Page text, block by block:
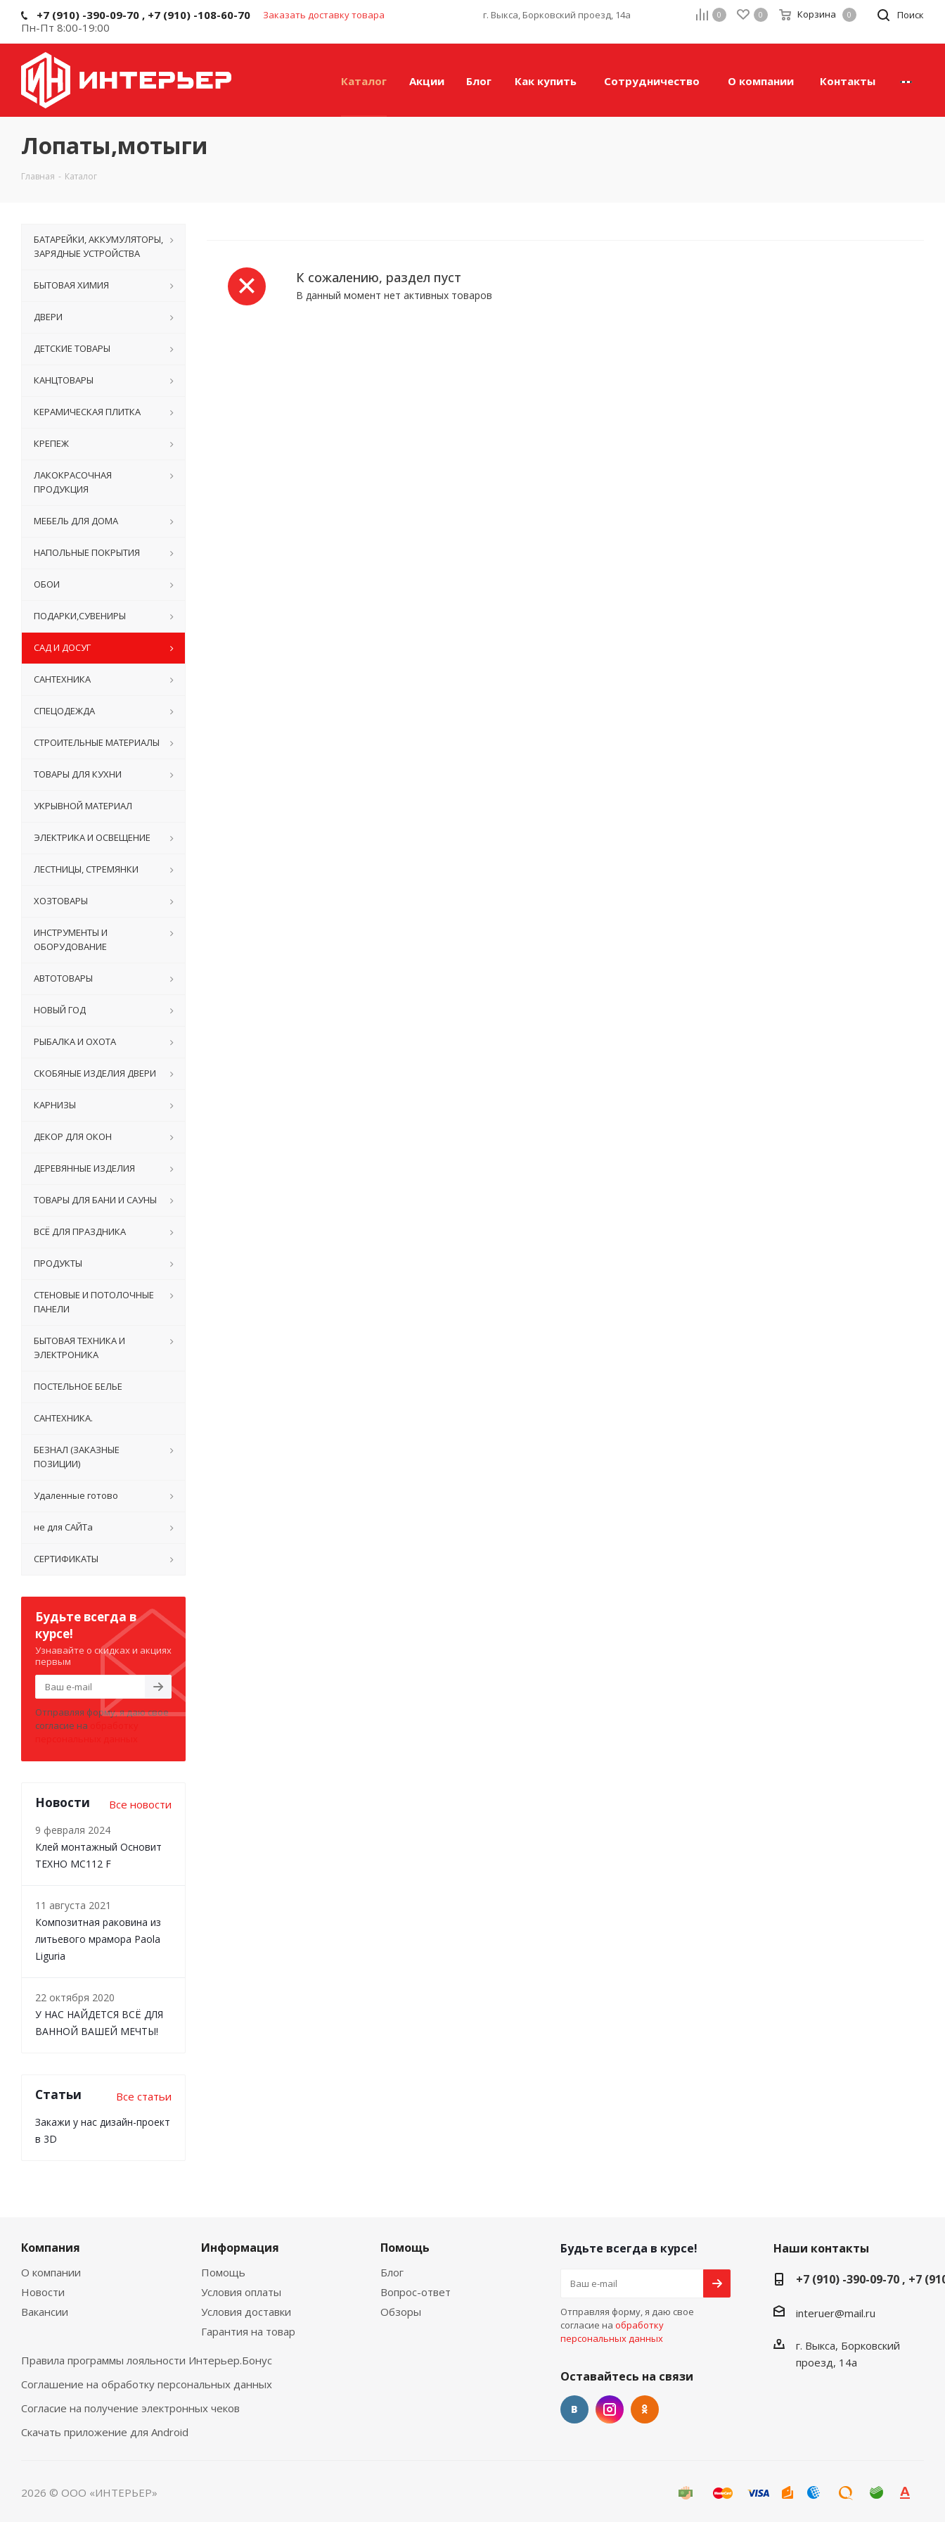
+7 (910) -390-09-70 , +7 (910) -108-60-70 Заказать доставку товара
Пн-Пт 8:00-19:00
г. Выкса, Борковский проезд, 14а Поиск
0 0 Корзина 0
Каталог Акции Блог Как купить Сотрудничество О компании Контакты
Лопаты,мотыги
Главная - Каталог
К сожалению, раздел пуст
В данный момент нет активных товаров
БАТАРЕЙКИ, АККУМУЛЯТОРЫ,
ЗАРЯДНЫЕ УСТРОЙСТВА
БЫТОВАЯ ХИМИЯ
ДВЕРИ
ДЕТСКИЕ ТОВАРЫ
КАНЦТОВАРЫ
КЕРАМИЧЕСКАЯ ПЛИТКА
КРЕПЕЖ
ЛАКОКРАСОЧНАЯ
ПРОДУКЦИЯ
МЕБЕЛЬ ДЛЯ ДОМА
НАПОЛЬНЫЕ ПОКРЫТИЯ
ОБОИ
ПОДАРКИ,СУВЕНИРЫ
САД И ДОСУГ
САНТЕХНИКА
СПЕЦОДЕЖДА
СТРОИТЕЛЬНЫЕ МАТЕРИАЛЫ
ТОВАРЫ ДЛЯ КУХНИ
УКРЫВНОЙ МАТЕРИАЛ
ЭЛЕКТРИКА И ОСВЕЩЕНИЕ
ЛЕСТНИЦЫ, СТРЕМЯНКИ
ХОЗТОВАРЫ
ИНСТРУМЕНТЫ И
ОБОРУДОВАНИЕ
АВТОТОВАРЫ
НОВЫЙ ГОД
РЫБАЛКА И ОХОТА
СКОБЯНЫЕ ИЗДЕЛИЯ ДВЕРИ
КАРНИЗЫ
ДЕКОР ДЛЯ ОКОН
ДЕРЕВЯННЫЕ ИЗДЕЛИЯ
ТОВАРЫ ДЛЯ БАНИ И САУНЫ
ВСЁ ДЛЯ ПРАЗДНИКА
ПРОДУКТЫ
СТЕНОВЫЕ И ПОТОЛОЧНЫЕ
ПАНЕЛИ
БЫТОВАЯ ТЕХНИКА И
ЭЛЕКТРОНИКА
ПОСТЕЛЬНОЕ БЕЛЬЕ
САНТЕХНИКА.
БЕЗНАЛ (ЗАКАЗНЫЕ
ПОЗИЦИИ)
Удаленные готово
не для САЙТа
СЕРТИФИКАТЫ
Будьте всегда в
курсе!
Узнавайте о скидках и акциях
первым
Отправляя форму, я даю свое
согласие на
Новости Все новости
9 февраля 2024
Клей монтажный Основит
ТЕХНО MC112 F
11 августа 2021
Композитная раковина из
литьевого мрамора Paola
Liguria
22 октября 2020
У НАС НАЙДЕТСЯ ВСЁ ДЛЯ
ВАННОЙ ВАШЕЙ МЕЧТЫ!
Статьи Все статьи
Закажи у нас дизайн-проект
в 3D
Компания
О компании
Новости
Вакансии
Информация
Помощь
Условия оплаты
Условия доставки
Гарантия на товар
Помощь
Блог
Вопрос-ответ
Обзоры
Правила программы лояльности Интерьер.Бонус
Соглашение на обработку персональных данных
Согласие на получение электронных чеков
Скачать приложение для Android
Будьте всегда в курсе!
Отправляя форму, я даю свое
согласие на обработку
персональных данных
Оставайтесь на связи
Наши контакты
+7 (910) -390-09-70 , +7
interuer@mail.ru
г. Выкса, Борковский
проезд, 14а
2026 © ООО «ИНТЕРЬЕР»